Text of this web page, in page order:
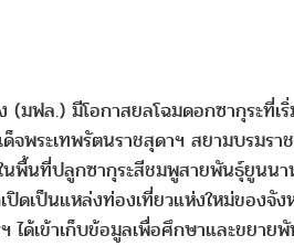
มฟล.) มีโอกาสยลโฉมดอกซากุระที่
ด็จพระเทพรัตนราชสุดาฯ สยามบร
นที่ปลูกซากุระสีชมพูสายพันธุ์ยูนน
ดเป็นแหล่งท่องเที่ยวแห่งใหม่ของจั
ด้เข้าเก็บข้อมูลเพื่อศึกษาและขยาย